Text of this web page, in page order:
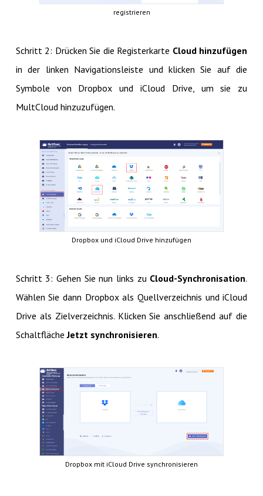
registrieren
Schritt 2: Drücken Sie die Registerkarte Cloud hinzufügen
in der linken Navigationsleiste und klicken Sie auf die
Symbole von Dropbox und iCloud Drive, um sie zu
MultCloud hinzuzufügen.
Dropbox und iCloud Drive hinzufügen
Schritt 3: Gehen Sie nun links zu Cloud-Synchronisation.
Wählen Sie dann Dropbox als Quellverzeichnis und iCloud
Drive als Zielverzeichnis. Klicken Sie anschließend auf die
SchaltflächeJetzt synchronisieren.
Dropbox mit iCloud Drive synchronisieren